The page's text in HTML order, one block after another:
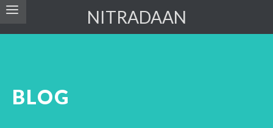
NITRADAAN
BLOG